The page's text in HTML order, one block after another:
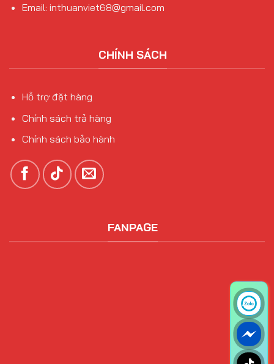
Email: inthuanviet68@gmail.com
CHÍNH SÁCH
Hỗ trợ đặt hàng
Chính sách trả hàng
Chính sách bảo hành
FANPAGE